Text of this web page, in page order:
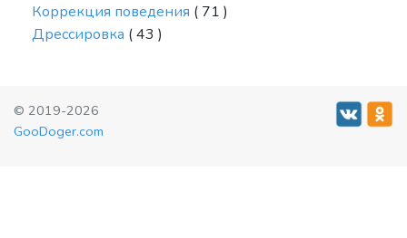
Коррекция поведения ( 71 )
Дрессировка ( 43 )
© 2019-2026
GooDoger.com